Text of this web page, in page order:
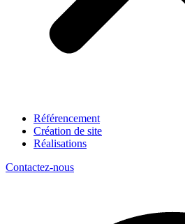
Référencement
Création de site
Réalisations
Contactez-nous